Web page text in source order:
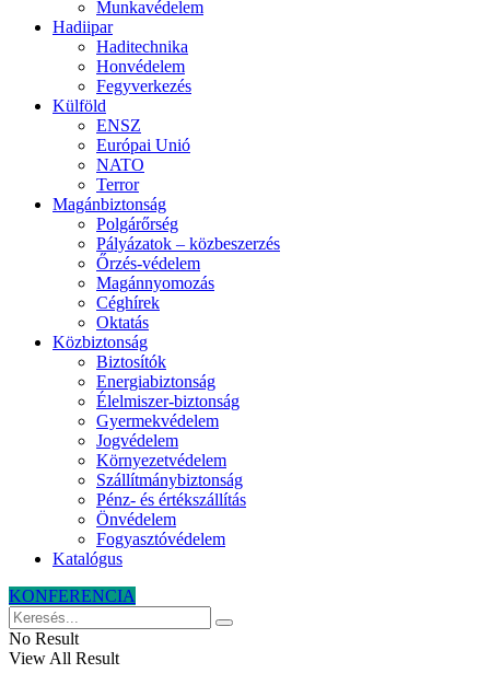
Munkavédelem
Hadiipar
Haditechnika
Honvédelem
Fegyverkezés
Külföld
ENSZ
Európai Unió
NATO
Terror
Magánbiztonság
Polgárőrség
Pályázatok – közbeszerzés
Őrzés-védelem
Magánnyomozás
Céghírek
Oktatás
Közbiztonság
Biztosítók
Energiabiztonság
Élelmiszer-biztonság
Gyermekvédelem
Jogvédelem
Környezetvédelem
Szállítmánybiztonság
Pénz- és értékszállítás
Önvédelem
Fogyasztóvédelem
Katalógus
KONFERENCIA
No Result
View All Result